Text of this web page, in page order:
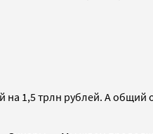
на 1,5 трлн рублей. А общий